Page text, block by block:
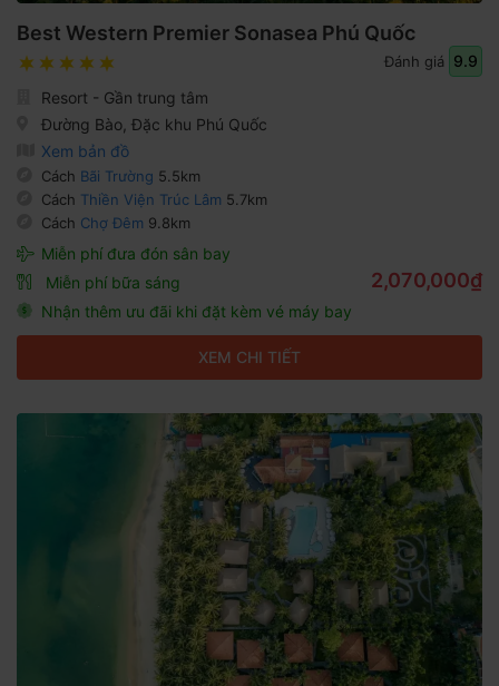
Best Western Premier Sonasea Phú Quốc
Đánh giá
9.9
Resort - Gần trung tâm
Đường Bào, Đặc khu Phú Quốc
Xem bản đồ
Cách Bãi Trường 5.5km
Cách Thiền Viện Trúc Lâm 5.7km
Cách Chợ Đêm 9.8km
Miễn phí đưa đón sân bay
Miễn phí bữa sáng
Nhận thêm ưu đãi khi đặt kèm vé máy bay
2,070,000₫
XEM CHI TIẾT